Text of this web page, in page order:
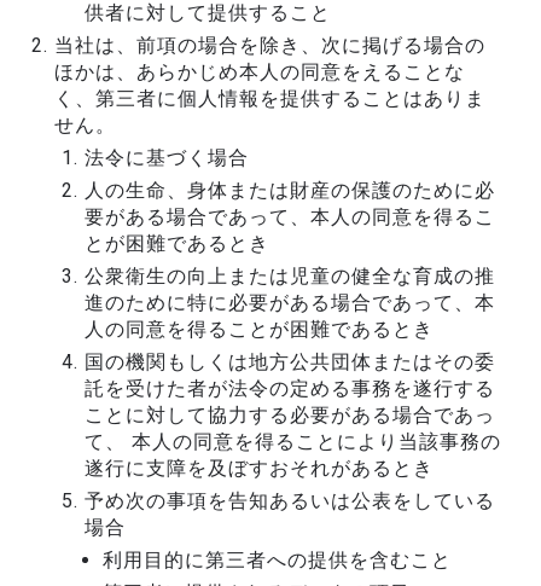
供者に対して提供すること
当社は、前項の場合を除き、次に掲げる場合の
ほかは、あらかじめ本人の同意をえることな
く、第三者に個人情報を提供することはありま
せん。
法令に基づく場合
人の生命、身体または財産の保護のために必
要がある場合であって、本人の同意を得るこ
とが困難であるとき
公衆衛生の向上または児童の健全な育成の推
進のために特に必要がある場合であって、本
人の同意を得ることが困難であるとき
国の機関もしくは地方公共団体またはその委
託を受けた者が法令の定める事務を遂行する
ことに対して協力する必要がある場合であっ
て、 本人の同意を得ることにより当該事務の
遂行に支障を及ぼすおそれがあるとき
予め次の事項を告知あるいは公表をしている
場合
利用目的に第三者への提供を含むこと